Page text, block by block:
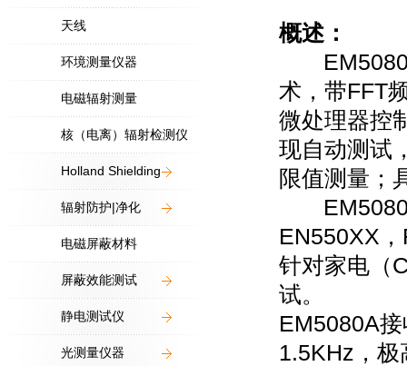
天线
环境测量仪器
电磁辐射测量
核（电离）辐射检测仪
Holland Shielding
辐射防护|净化
电磁屏蔽材料
屏蔽效能测试
静电测试仪
光测量仪器
概述：
术，带FFT
微处理器控
现自动测试
限值测量；
EM5080A
EN550XX
针对家电（
试。
EM5080A
1.5KHz，